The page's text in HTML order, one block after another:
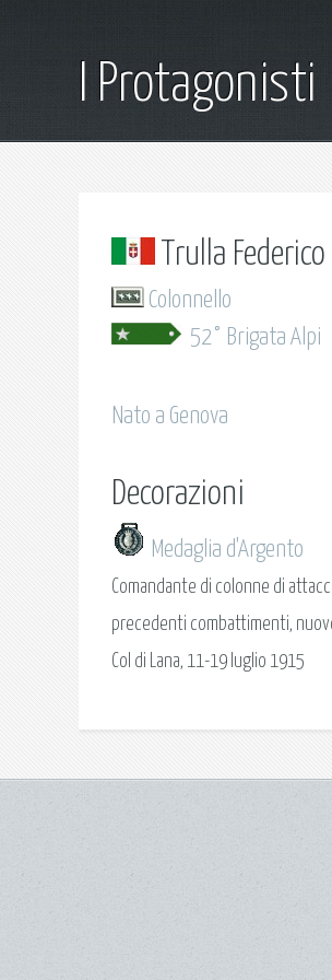
I Protagonisti
Trulla Federico
Colonnello
52° Brigata Alpi
Nato a Genova
Decorazioni
Medaglia d'Argento
Comandante di colonne di
precedenti combattimenti,
Col di Lana, 11-19 luglio 1915